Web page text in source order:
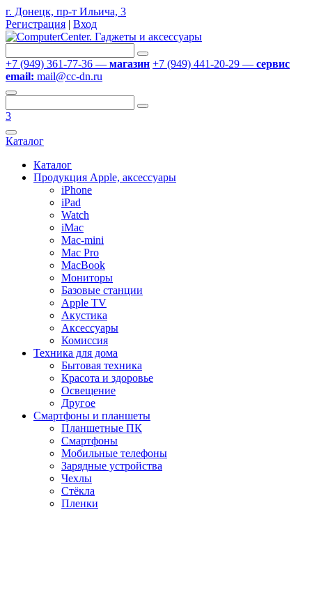
г. Донецк, пр-т Ильича, 3
Регистрация | Вход
+7 (949) 361-77-36 — магазин +7 (949) 441-20-29 — сервис
email: mail@cc-dn.ru
3
Каталог
Каталог
Продукция Apple, аксессуары
iPhone
iPad
Watch
iMac
Mac-mini
Mac Pro
MacBook
Мониторы
Базовые станции
Apple TV
Акустика
Аксессуары
Комиссия
Техника для дома
Бытовая техника
Красота и здоровье
Освещение
Другое
Смартфоны и планшеты
Планшетные ПК
Смартфоны
Мобильные телефоны
Зарядные устройства
Чехлы
Стёкла
Пленки